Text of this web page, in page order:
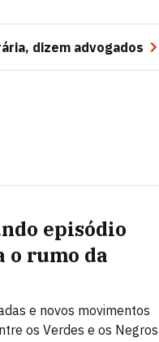
dizem advogados
episódio
o rumo da
e novos movimentos
os Verdes e os Negros